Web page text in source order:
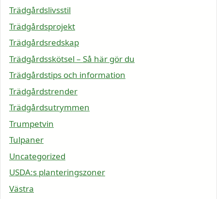
Trädgårdslivsstil
Trädgårdsprojekt
Trädgårdsredskap
Trädgårdsskötsel – Så här gör du
Trädgårdstips och information
Trädgårdstrender
Trädgårdsutrymmen
Trumpetvin
Tulpaner
Uncategorized
USDA:s planteringszoner
Västra